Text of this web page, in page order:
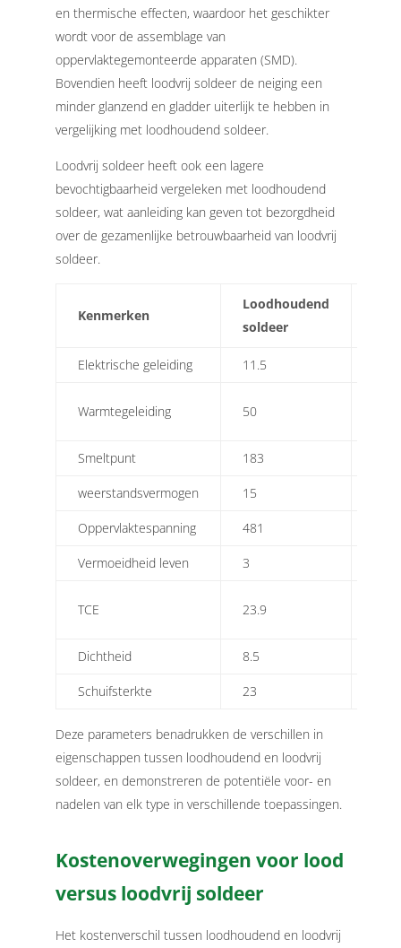
en thermische effecten, waardoor het geschikter
wordt voor de assemblage van
oppervlaktegemonteerde apparaten (SMD).
Bovendien heeft loodvrij soldeer de neiging een
minder glanzend en gladder uiterlijk te hebben in
vergelijking met loodhoudend soldeer.
Loodvrij soldeer heeft ook een lagere
bevochtigbaarheid vergeleken met loodhoudend
soldeer, wat aanleiding kan geven tot bezorgdheid
over de gezamenlijke betrouwbaarheid van loodvrij
soldeer.
Kenmerken
Loodhoudend
soldeer
Elektrische geleiding 11.5
Warmtegeleiding 50
Smeltpunt 183
weerstandsvermogen 15
Oppervlaktespanning 481
Vermoeidheid leven 3
TCE 23.9
Dichtheid 8.5
Schuifsterkte 23
Deze parameters benadrukken de verschillen in
eigenschappen tussen loodhoudend en loodvrij
soldeer, en demonstreren de potentiële voor- en
nadelen van elk type in verschillende toepassingen.
Kostenoverwegingen voor lood
versus loodvrij soldeer
Het kostenverschil tussen loodhoudend en loodvrij